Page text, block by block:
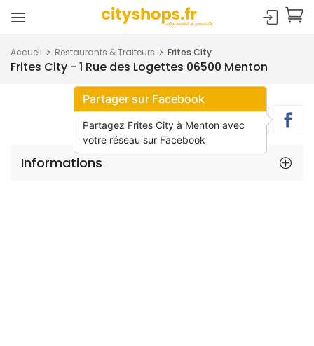
Accueil Restaurants & Traiteurs Frites City
Frites City - 1 Rue des Logettes 06500 Menton
Informations
Partager sur Facebook
Partagez Frites City à Menton avec
votre réseau sur Facebook